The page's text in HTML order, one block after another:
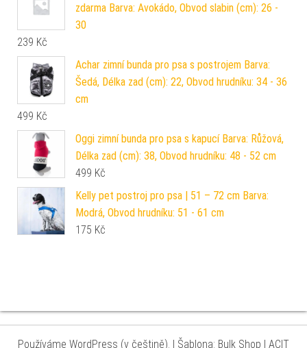
zdarma Barva: Avokádo, Obvod slabin (cm): 26 -
30
239 Kč
Achar zimní bunda pro psa s postrojem Barva:
Šedá, Délka zad (cm): 22, Obvod hrudníku: 34 - 36
cm
499 Kč
Oggi zimní bunda pro psa s kapucí Barva: Růžová,
Délka zad (cm): 38, Obvod hrudníku: 48 - 52 cm
499 Kč
Kelly pet postroj pro psa | 51 – 72 cm Barva:
Modrá, Obvod hrudníku: 51 - 61 cm
175 Kč
Používáme WordPress (v češtině). | Šablona: Bulk Shop | ACIT